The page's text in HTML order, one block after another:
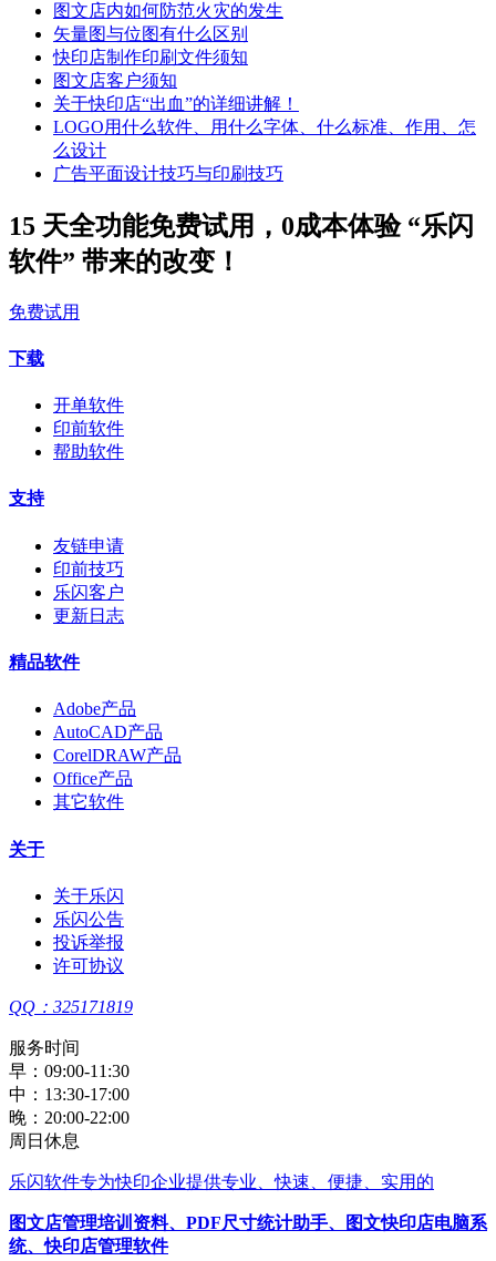
图文店内如何防范火灾的发生
矢量图与位图有什么区别
快印店制作印刷文件须知
图文店客户须知
关于快印店“出血”的详细讲解！
LOGO用什么软件、用什么字体、什么标准、作用、怎
么设计
广告平面设计技巧与印刷技巧
15 天全功能免费试用，0成本体验 “乐闪
软件” 带来的改变！
免费试用
下载
开单软件
印前软件
帮助软件
支持
友链申请
印前技巧
乐闪客户
更新日志
精品软件
Adobe产品
AutoCAD产品
CorelDRAW产品
Office产品
其它软件
关于
关于乐闪
乐闪公告
投诉举报
许可协议
QQ：325171819
服务时间
早：09:00-11:30
中：13:30-17:00
晚：20:00-22:00
周日休息
乐闪软件专为快印企业提供专业、快速、便捷、实用的
图文店管理培训资料、 PDF尺寸统计助手、
图文快印店电脑系
统、快印店管理软件